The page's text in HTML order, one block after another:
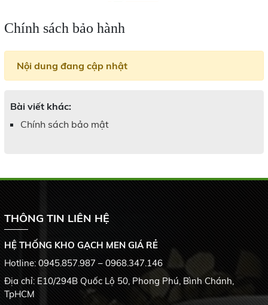
Chính sách bảo hành
Nội dung đang cập nhật
Bài viết khác:
Chính sách bảo mật
THÔNG TIN LIÊN HỆ
HỆ THỐNG KHO GẠCH MEN GIÁ RẺ
Hotline: 0945.857.987 – 0968.347.146
Địa chỉ: E10/294B Quốc Lộ 50, Phong Phú, Bình Chánh,
TpHCM